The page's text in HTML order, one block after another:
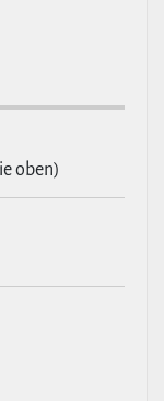
oben)